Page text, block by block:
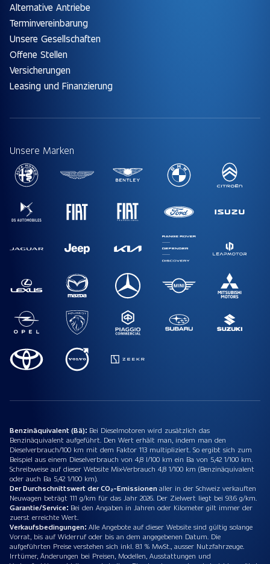
Alternative Antriebe
Terminvereinbarung
Unsere Gesellschaften
Offene Stellen
Versicherungen
Leasing und Finanzierung
Unsere Marken
Benzinäquivalent (Bä): Bei Dieselmotoren wird zusätzlich das
Benzinäquivalent aufgeführt. Den Wert erhält man, indem man den
Dieselverbrauch/100 km mit dem Faktor 113 multipliziert. So ergibt sich zum
Beispiel aus einem Dieselverbrauch von 4,8 l/100 km ein Ba von 5,42 1/100 km.
Schreibweise auf dieser Website Mix-Verbrauch 4,8 1/100 km (Benzinäquivalent
oder auch Ba 5,42 1/100 km).
Der Durchschnittswert der CO₂-Emissionenaller in der Schweiz verkauften
Neuwagen beträgt 111 g/km für das Jahr 2026. Der Zielwert liegt bei 93.6 g/km.
Garantie/Service: Bei den Angaben in Jahren oder Kilometer gilt immer der
zuerst erreichte Wert.
Verkaufsbedingungen: Alle Angebote auf dieser Website sind gültig solange
Vorrat, bis auf Widerruf oder bis an dem angegebenen Datum. Die
aufgeführten Preise verstehen sich inkl. 8.1 % MwSt., ausser Nutzfahrzeuge.
Irrtümer, Änderungen bei Preisen, Modellen, Ausstattungen und